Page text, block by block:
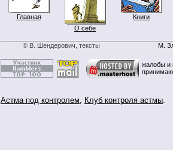
Главная
О себе
Книги
© В. Шендерович, тексты М.
жалобы и
Астма под контролем, Клуб контроля астмы.